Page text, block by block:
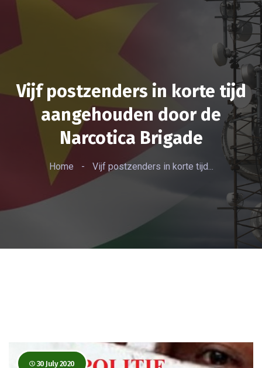
Vijf postzenders in korte tijd
aangehouden door de
Narcotica Brigade
Home - Vijf postzenders in korte tijd...
30 July 2020